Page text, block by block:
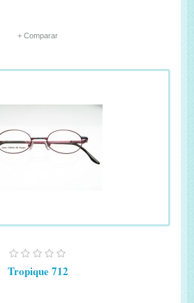
+ Comparar
Tropique 712